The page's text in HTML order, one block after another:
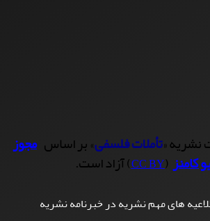
نشریه «تأملات فلسفی» بر اساس مجوز
کامنز(
CC BY) آزاد است.
های مهم نشریه در خبرنامه نشریه